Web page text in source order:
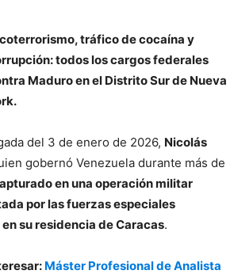
tráfico de cocaína y
todos los cargos federales
Maduro en el Distrito Sur de Nueva
del 3 de enero de 2026, Nicolás
gobernó Venezuela durante más de
en una operación militar
por las fuerzas especiales
su residencia de Caracas.
Máster Profesional de Analista